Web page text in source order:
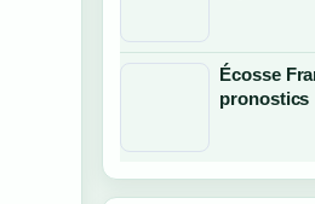
Écosse
pronostics